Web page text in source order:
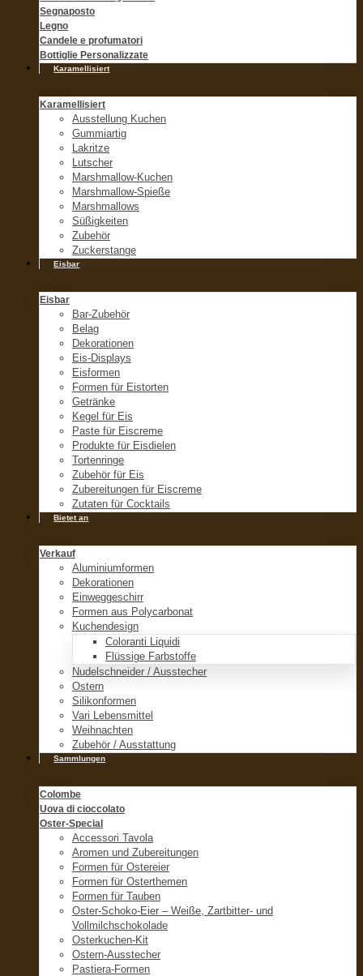
Segnaposto
Legno
Candele e profumatori
Bottiglie Personalizzate
Karamellisiert
Karamellisiert
Ausstellung Kuchen
Gummiartig
Lakritze
Lutscher
Marshmallow-Kuchen
Marshmallow-Spieße
Marshmallows
Süßigkeiten
Zubehör
Zuckerstange
Eisbar
Eisbar
Bar-Zubehör
Belag
Dekorationen
Eis-Displays
Eisformen
Formen für Eistorten
Getränke
Kegel für Eis
Paste für Eiscreme
Produkte für Eisdielen
Tortenringe
Zubehör für Eis
Zubereitungen für Eiscreme
Zutaten für Cocktails
Bietet an
Verkauf
Aluminiumformen
Dekorationen
Einweggeschirr
Formen aus Polycarbonat
Kuchendesign
Coloranti Liquidi
Flüssige Farbstoffe
Nudelschneider / Ausstecher
Ostern
Silikonformen
Vari Lebensmittel
Weihnachten
Zubehör / Ausstattung
Sammlungen
Colombe
Uova di cioccolato
Oster-Special
Accessori Tavola
Aromen und Zubereitungen
Formen für Ostereier
Formen für Osterthemen
Formen für Tauben
Oster-Schoko-Eier – Weiße, Zartbitter- und
Vollmilchschokolade
Osterkuchen-Kit
Ostern-Ausstecher
Pastiera-Formen